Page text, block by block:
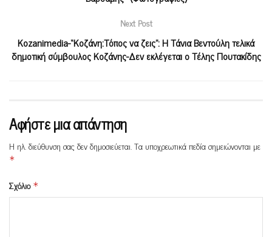
Next Post
Kozanimedia-“Κοζάνη:Τόπος να ζεις”: Η Τάνια Βεντούλη τελικά
δημοτική σύμβουλος Κοζάνης-Δεν εκλέγεται ο Τέλης Πουτακίδης
Αφήστε μια απάντηση
Η ηλ. διεύθυνση σας δεν δημοσιεύεται.Τα υποχρεωτικά πεδία σημειώνονται με
*
Σχόλιο *